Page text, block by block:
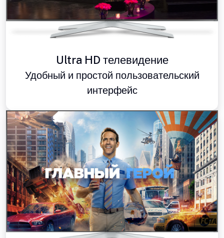
Ultra HD телевидение
Удобный и простой пользовательский
интерфейс